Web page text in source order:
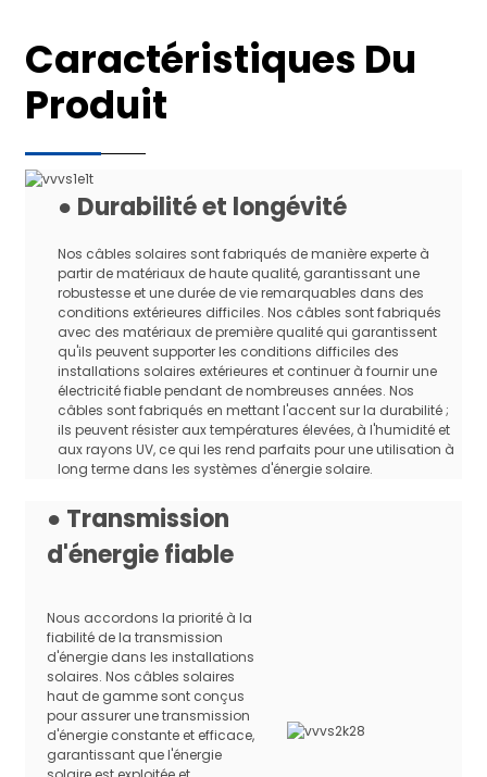
Caractéristiques Du
Produit
● Durabilité et longévité
Nos câbles solaires sont fabriqués de manière experte à
partir de matériaux de haute qualité, garantissant une
robustesse et une durée de vie remarquables dans des
conditions extérieures difficiles. Nos câbles sont fabriqués
avec des matériaux de première qualité qui garantissent
qu'ils peuvent supporter les conditions difficiles des
installations solaires extérieures et continuer à fournir une
électricité fiable pendant de nombreuses années. Nos
câbles sont fabriqués en mettant l'accent sur la durabilité ;
ils peuvent résister aux températures élevées, à l'humidité et
aux rayons UV, ce qui les rend parfaits pour une utilisation à
long terme dans les systèmes d'énergie solaire.
● Transmission
d'énergie fiable
Nous accordons la priorité à la
fiabilité de la transmission
d'énergie dans les installations
solaires. Nos câbles solaires
haut de gamme sont conçus
pour assurer une transmission
d'énergie constante et efficace,
garantissant que l'énergie
Utiliser
Pour le système de distribution des
Chine
Nom du produit
Câble solaire photovoltaïque CC
Couleur
Noir, rouge, marron, gris ou
personnalisé
Spécification1
1,5 mm2, 2,5 mm2, 4,0 mm2, 6,0
mm2, 10,0 mm2, 16,0 mm2, 25,0
mm2, 35,0 mm2
Nombre de cœurs
Noyau unique
Paquet de transport
Tambour ou roulement
Tension nominale
CA : 1,0/1,0 kV CC : 1,5 kV
Test de tension sur câble
terminé
CA : 6,5 kV CC : 15 kV, 5 min
Température ambiante
-40℃~+90℃
thermique
rupture ≥ 50%
Essai de pression à
haute température
EN60811-3-1
Test de chaleur humide
EN60068-2-78
Résistance aux acides et
aux alcalis
EN60811-2-1